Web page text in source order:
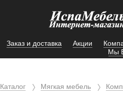
Заказ и доставка Акции
Мы
Каталог Мягкая мебель